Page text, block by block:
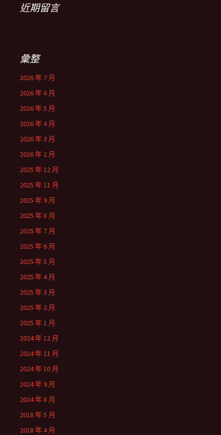
近期留言
彙整
2026 年 7 月
2026 年 6 月
2026 年 5 月
2026 年 4 月
2026 年 3 月
2026 年 2 月
2025 年 12 月
2025 年 11 月
2025 年 9 月
2025 年 8 月
2025 年 7 月
2025 年 6 月
2025 年 5 月
2025 年 4 月
2025 年 3 月
2025 年 2 月
2025 年 1 月
2024 年 12 月
2024 年 11 月
2024 年 10 月
2024 年 9 月
2024 年 8 月
2018 年 5 月
2018 年 4 月